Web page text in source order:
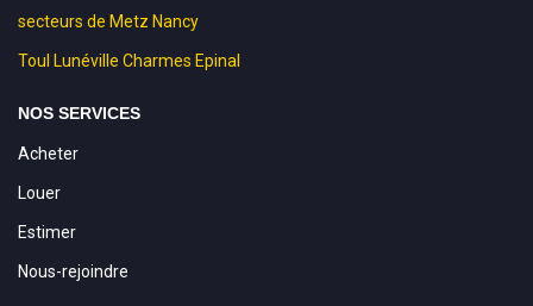
secteurs de Metz Nancy
Toul Lunéville Charmes Epinal
NOS SERVICES
Acheter
Louer
Estimer
Nous-rejoindre